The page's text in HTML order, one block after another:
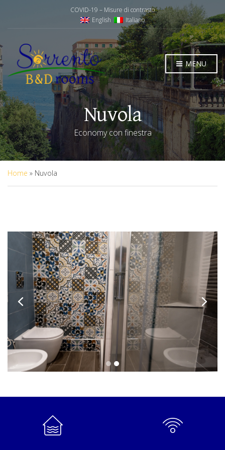
COVID-19 – Misure di contrasto
English
Italiano
MENU
Nuvola
Economy con finestra
Home » Nuvola